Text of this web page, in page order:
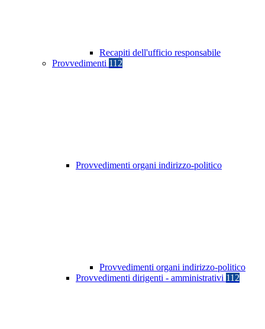
Recapiti dell'ufficio responsabile
Provvedimenti 112
Provvedimenti organi indirizzo-politico
Provvedimenti organi indirizzo-politico
Provvedimenti dirigenti - amministrativi 112